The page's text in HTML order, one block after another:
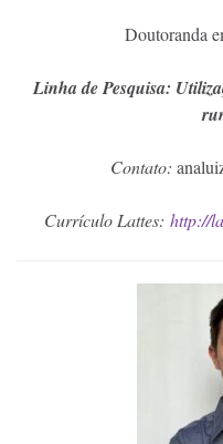
Doutoranda
Linha de Pesquisa:
Contato:
Currículo Lattes: http://